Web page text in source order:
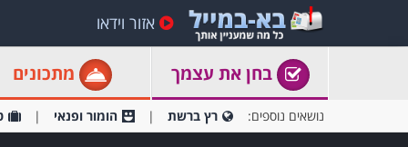
אזור וידאו
בחן את עצמך מתכונים
נושאים נוספים: רץ ברשת הומור ופנאי